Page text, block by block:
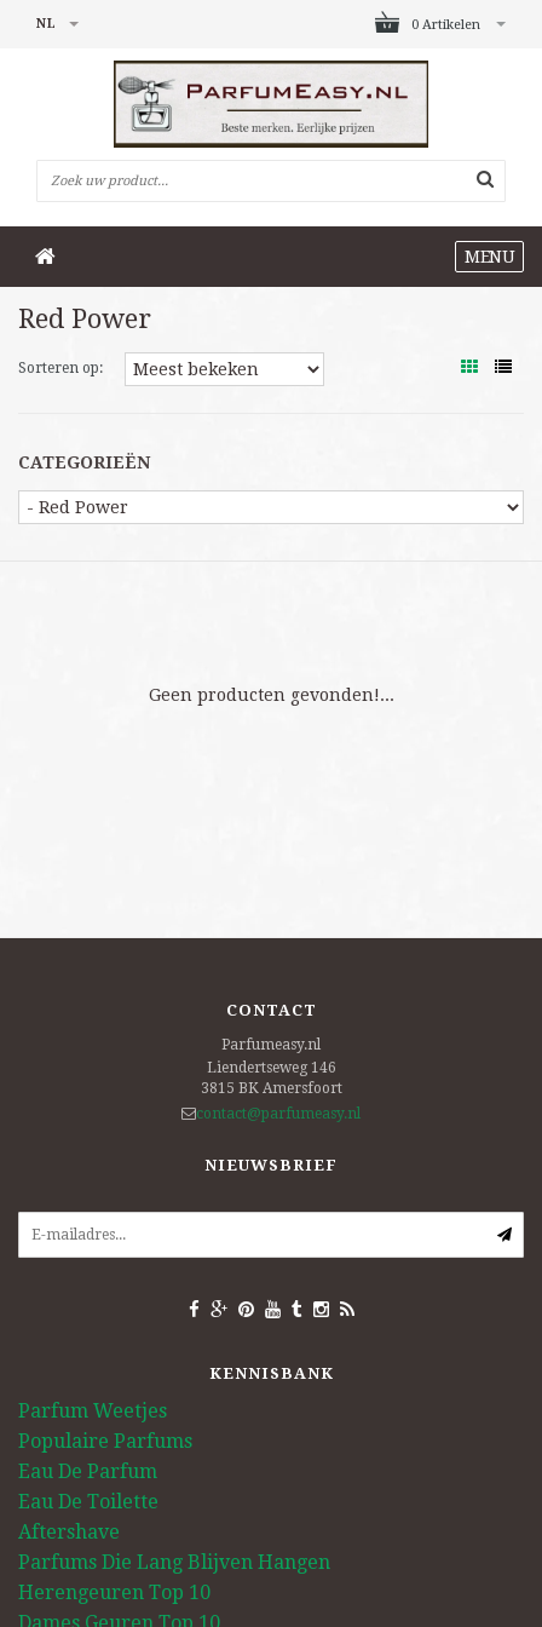
0 Artikelen
NL
MENU
Red Power
Sorteren op:
CATEGORIEËN
Geen producten gevonden!...
CONTACT
Parfumeasy.nl
Liendertseweg 146
3815 BK Amersfoort
contact@parfumeasy.nl
NIEUWSBRIEF
KENNISBANK
Parfum Weetjes
Populaire Parfums
Eau De Parfum
Eau De Toilette
Aftershave
Parfums Die Lang Blijven Hangen
Herengeuren Top 10